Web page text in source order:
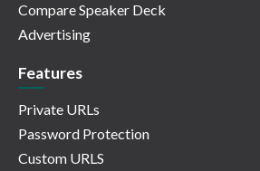
Compare Speaker Deck
Advertising
Features
Private URLs
Password Protection
Custom URLS